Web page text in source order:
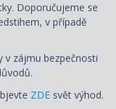
Doporučujeme se
v případě
v zájmu bezpečnosti
ZDE svět výhod.